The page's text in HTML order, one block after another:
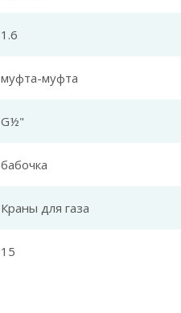
1.6
муфта-муфта
G½"
бабочка
Краны для газа
15